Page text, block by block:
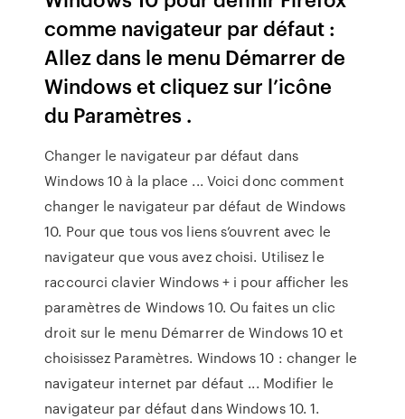
comme navigateur par défaut :
Allez dans le menu Démarrer de
Windows et cliquez sur l’icône
du Paramètres .
Changer le navigateur par défaut dans
Windows 10 à la place ... Voici donc comment
changer le navigateur par défaut de Windows
10. Pour que tous vos liens s’ouvrent avec le
navigateur que vous avez choisi. Utilisez le
raccourci clavier Windows + i pour afficher les
paramètres de Windows 10. Ou faites un clic
droit sur le menu Démarrer de Windows 10 et
choisissez Paramètres. Windows 10 : changer le
navigateur internet par défaut ... Modifier le
navigateur par défaut dans Windows 10. 1.